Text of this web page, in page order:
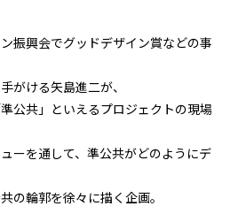
振興会でグッドデザイン賞などの事
がける矢島進二が、
公共」といえるプロジェクトの現場
ーを通して、準公共がどのようにデ
の輪郭を徐々に描く企画。